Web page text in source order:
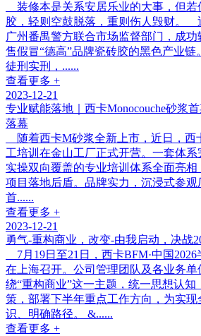
装修本是关系安居乐业的大事，但若
胶，轻则空鼓脱落，重则伤人毁财。
广州番禺警方联合市场监督部门，成
售假冒“德高”品牌瓷砖胶的黑色产业链
徒刑实刑，......
查看更多 +
2023-12-21
专业赋能落地｜西卡Monocouche砂浆
落幕
随着西卡M砂浆全新上市，近日，西
工培训在金山工厂正式开营。一套体
实操双向覆盖的专业培训体系全面亮
项目落地后盾。品牌实力，沉浸式参
首......
查看更多 +
2023-12-21
勇气-重构商业，改变-由我启动，决战
7月19日至21日，西卡BFM·中国
在上海召开。公司管理团队及各业务单
绕“重构商业”这一主题，统一思想认知
策，部署下半年重点工作方向，为实
识、明确路径。 &......
查看更多 +